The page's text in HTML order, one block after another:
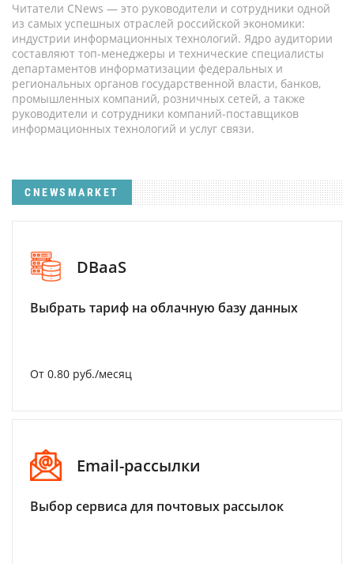
Читатели CNews — это руководители и сотрудники одной
из самых успешных отраслей российской экономики:
индустрии информационных технологий. Ядро аудитории
составляют топ-менеджеры и технические специалисты
департаментов информатизации федеральных и
региональных органов государственной власти, банков,
промышленных компаний, розничных сетей, а также
руководители и сотрудники компаний-поставщиков
информационных технологий и услуг связи.
CNEWSMARKET
DBaaS
Выбрать тариф на облачную базу данных
От 0.80 руб./месяц
Email-рассылки
Выбор сервиса для почтовых рассылок